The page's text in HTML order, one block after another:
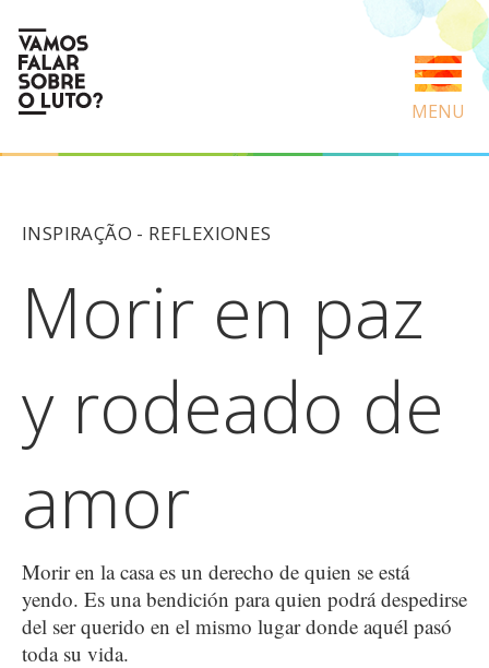
MENU
INSPIRAÇÃO - REFLEXIONES
Morir en paz
y rodeado de
amor
Morir en la casa es un derecho de quien se está
yendo. Es una bendición para quien podrá despedirse
del ser querido en el mismo lugar donde aquél pasó
toda su vida.